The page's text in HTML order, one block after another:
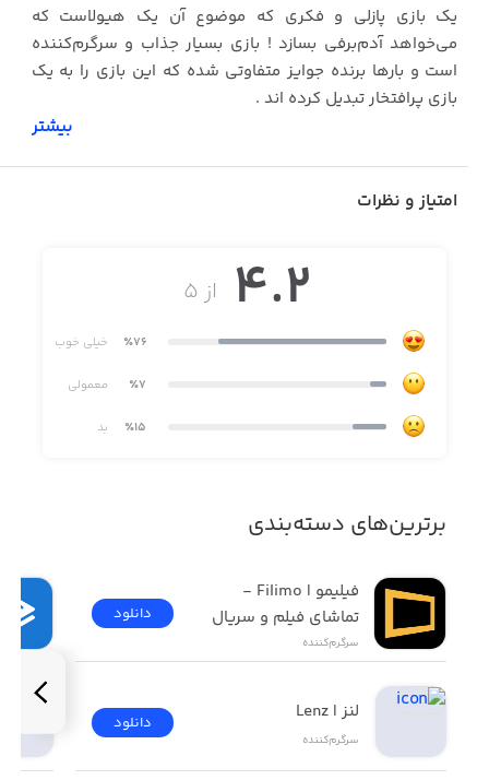
یک بازی پازلی و فکری که موضوع آن یک هیولاست که
می‌خواهد آدم‌برفی بسازد ! بازی بسیار جذاب و سرگرم‌کننده
است و بارها برنده جوایز متفاوتی شده که این بازی را به یک
بازی پرافتخار تبدیل کرده اند .
بیشتر
امتیاز و نظرات
از ۵ 4.2
٪76 خیلی خوب
٪7 معمولی
٪15 بد
برترین‌های دسته‌بندی
تماشای فیلم و سریال
سرگرم‌کننده
دانلود
لنز | Lenz
سرگرم‌کننده
دانلود